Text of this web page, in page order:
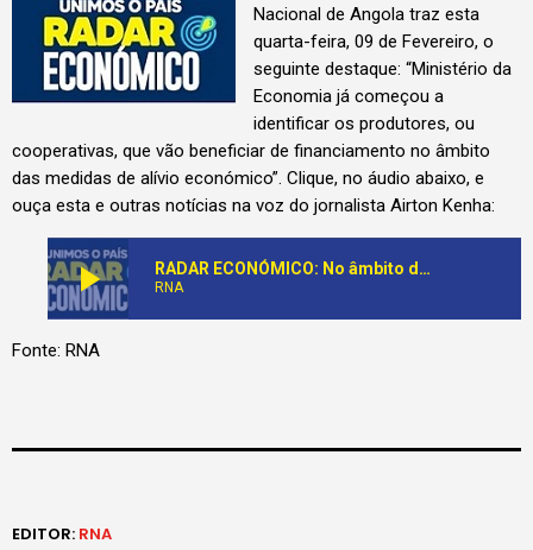
Nacional de Angola traz esta
quarta-feira, 09 de Fevereiro, o
seguinte destaque: “Ministério da
Economia já começou a
identificar os produtores, ou
cooperativas, que vão beneficiar de financiamento no âmbito
das medidas de alívio económico”. Clique, no áudio abaixo, e
ouça esta e outras notícias na voz do jornalista Airton Kenha:
play_arrow RADAR ECONÓMICO: No âmbito das medidas de alívio económico, Ministério da Economia já começou a identificar produtores que vão beneficiar de financiamento
RNA
Fonte: RNA
EDITOR: RNA